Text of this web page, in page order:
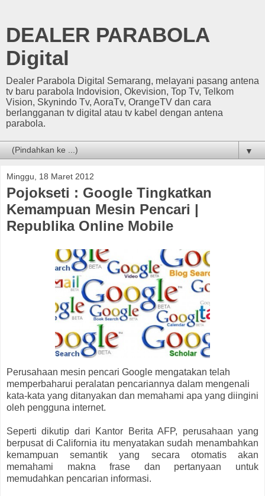
DEALER PARABOLA
Digital
Dealer Parabola Digital Semarang, melayani pasang antena
tv baru parabola Indovision, Okevision, Top Tv, Telkom
Vision, Skynindo Tv, AoraTv, OrangeTV dan cara
berlangganan tv digital atau tv kabel dengan antena
parabola.
▼
Minggu, 18 Maret 2012
Pojokseti : Google Tingkatkan
Kemampuan Mesin Pencari |
Republika Online Mobile
Perusahaan mesin pencari Google mengatakan telah
memperbaharui peralatan pencariannya dalam mengenali
kata-kata yang ditanyakan dan memahami apa yang diingini
oleh pengguna internet.
Seperti dikutip dari Kantor Berita AFP, perusahaan yang
berpusat di California itu menyatakan sudah menambahkan
kemampuan semantik yang secara otomatis akan
memahami makna frase dan pertanyaan untuk
memudahkan pencarian informasi.